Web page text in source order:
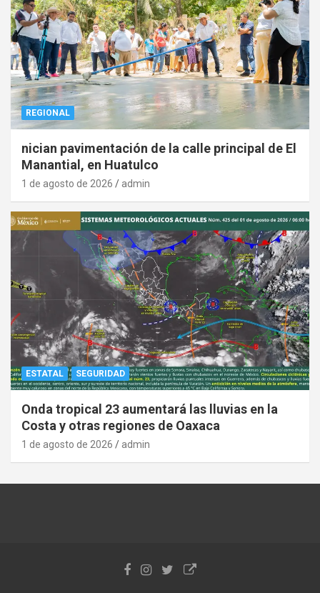
REGIONAL
nician pavimentación de la calle principal de El
Manantial, en Huatulco
1 de agosto de 2026 admin
ESTATAL SEGURIDAD
Onda tropical 23 aumentará las lluvias en la
Costa y otras regiones de Oaxaca
1 de agosto de 2026 admin